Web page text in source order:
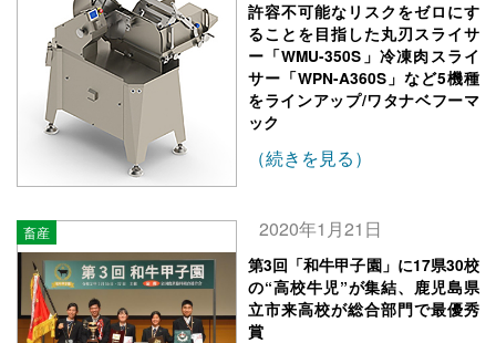
許容不可能なリスクをゼロにす
ることを目指した丸刃スライサ
ー「WMU-350S」冷凍肉スライ
サー「WPN-A360S」など5機種
をラインアップ/ワタナベフーマ
ック
（続きを見る）
畜産 2020年1月21日
第3回「和牛甲子園」に17県30校
の“高校牛児”が集結、鹿児島県
立市来高校が総合部門で最優秀
賞